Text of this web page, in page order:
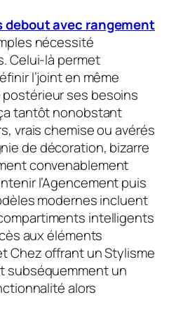
debout avec rangement
nécessité
Celui-là permet
l’joint en même
ses besoins
tantôt nonobstant
vrais chemise ou avérés
de décoration, bizarre
convenablement
l’Agencement puis
modernes incluent
intelligents
aux éléments
Chez offrant un Stylisme
subséquemment un
alors